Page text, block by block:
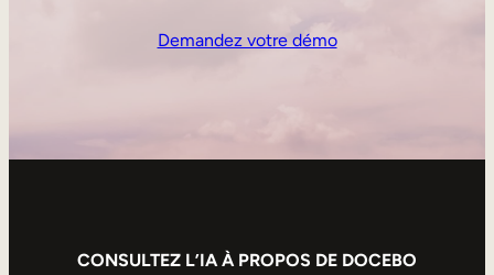
Demandez votre démo
CONSULTEZ L’IA À PROPOS DE DOCEBO